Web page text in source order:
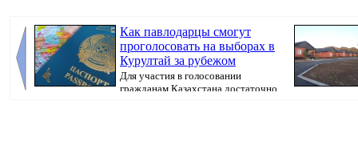
Как павлодарцы смогут
проголосовать на выборах в
Курултай за рубежом
Для участия в голосовании
гражданам Казахстана достаточно